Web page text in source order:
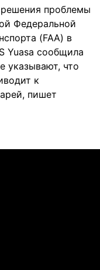
проблемы
Федеральной
(FAA) в
Yuasa сообщила
указывают, что
к
пишет